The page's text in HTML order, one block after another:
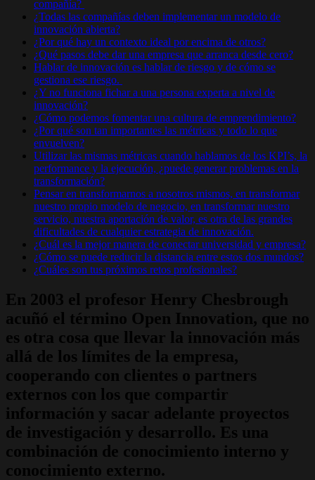
compañía?
¿Todas las compañías deben implementar un modelo de
innovación abierta?
¿Por qué hay un contexto ideal por encima de otros?
¿Qué pasos debe dar una empresa que arranca desde cero?
Hablar de innovación es hablar de riesgo y de cómo se
gestiona ese riesgo.
¿Y no funciona fichar a una persona experta a nivel de
innovación?
¿Cómo podemos fomentar una cultura de emprendimiento?
¿Por qué son tan importantes las métricas y todo lo que
envuelven?
Utilizar las mismas métricas cuando hablamos de los KPI’s, la
performance y la ejecución, ¿puede generar problemas en la
transformación?
Pensar en transformarnos a nosotros mismos, en transformar
nuestro propio modelo de negocio, en transformar nuestro
servicio, nuestra aportación de valor, es otra de las grandes
dificultades de cualquier estrategia de innovación.
¿Cuál es la mejor manera de conectar universidad y empresa?
¿Cómo se puede reducir la distancia entre estos dos mundos?
¿Cuáles son tus próximos retos profesionales?
En 2003 el profesor Henry Chesbrough
acuñó el término Open Innovation, que no
es otra cosa que llevar la innovación más
allá de los límites de la empresa,
cooperando con clientes o partners
externos con los que compartir
información y sacar adelante proyectos
de investigación y desarrollo. Es una
combinación de conocimiento interno y
conocimiento externo.